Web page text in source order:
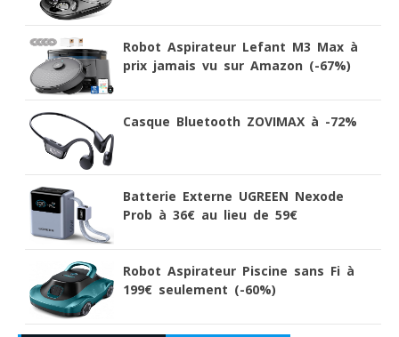
Robot Aspirateur Lefant M3 Max à
prix jamais vu sur Amazon (-67%)
Casque Bluetooth ZOVIMAX à -72%
Batterie Externe UGREEN Nexode
Prob à 36€ au lieu de 59€
Robot Aspirateur Piscine sans Fi à
199€ seulement (-60%)